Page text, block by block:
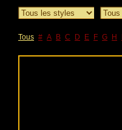
Tous # A B C D E F G H